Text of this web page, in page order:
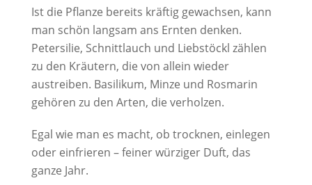
Ist die Pflanze bereits kräftig gewachsen, kann
man schön langsam ans Ernten denken.
Petersilie, Schnittlauch und Liebstöckl zählen
zu den Kräutern, die von allein wieder
austreiben. Basilikum, Minze und Rosmarin
gehören zu den Arten, die verholzen.
Egal wie man es macht, ob trocknen, einlegen
oder einfrieren – feiner würziger Duft, das
ganze Jahr.